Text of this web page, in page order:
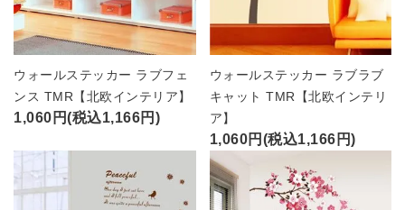
ウォールステッカー ラブフェ
ンス TMR【北欧インテリア】
1,060円(税込1,166円)
ウォールステッカー ラブラブ
キャット TMR【北欧インテリ
ア】
1,060円(税込1,166円)